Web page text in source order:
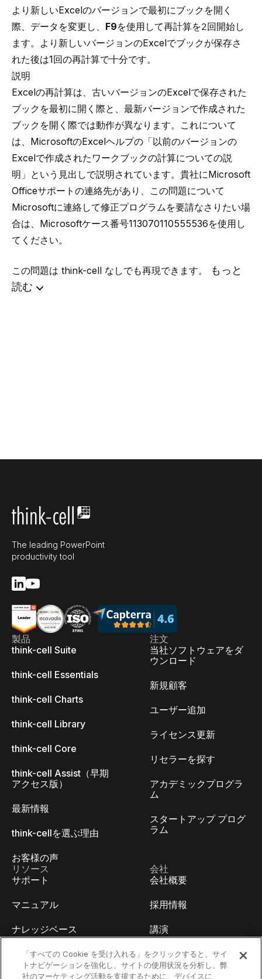
より新しいExcelのバージョンで最初にブックを開く
際、データを変更し、 F9を使用して再計算を2回開始し
ます。より新しいバージョンのExcelでブックが保存さ
れた後は1回の再計算で十分です。
説明
Excelの再計算は、古いバージョンのExcelで保存された
ブックを最初に開く際と、最新バージョンで作成された
ブックを開く際では動作が異なります。これについて
は、MicrosoftのExcelヘルプの 「以前のバージョンの
Excelで作成されたワークブックの計算についての説
明」 という見出しで説明されています。貴社にMicrosoft
Officeサポートの連絡先があり、この問題について
Microsoftに連絡して修正プログラムを要請なさりたい場
合は、Microsoftケース番号113070110555536を使用し
てください。
この問題は think-cell なしでも再現できます。
もっと
読む
The leading PowerPoint
productivity tool
製品
think-cell Suite
think-cell Essentials
think-cell Charts
think-cell Library
think-cell Core
think-cell Assist（早期
アクセス版）
最新情報
think-cellを選ぶ理由
お客様の声
注文
当社ソフトウェアをダ
ウンロード
新規顧客
ユーザー追加
ライセンス更新
リセラーを探す
アカデミックプログラ
ム
スタートアップ プログ
ラム
リソース
サポート
マニュアル
ナレッジベース
think-cell Academy
会社
会社概要
採用情報
講演
イベント
「すべての Cookie を受け入れる」をクリックすると、サイ
トナビゲーションを強化し、サイトの使用状況を分析し、弊
社のマーケティング活動を支援するために、デバイスに